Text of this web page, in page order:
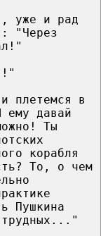
уже и рад
"Через
плетемся в
ему давай
Ты
корабля
То, о чем
Пушкина